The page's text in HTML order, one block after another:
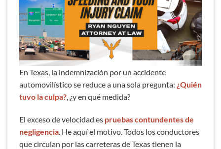
En Texas, la indemnización por un accidente
automovilístico se reduce a una sola pregunta: ¿Quién
tuvo la culpa?, ¿y en qué medida?
El exceso de velocidad es pruebas contundentes de
negligencia . He aquí el motivo. Todos los conductores
que circulan por las carreteras de Texas tienen la